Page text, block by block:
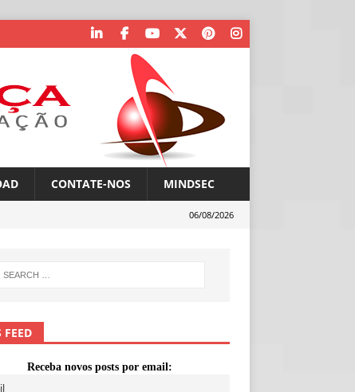
CONTATE-NOS MINDSEC
06/08/2026
FEED
Receba novos posts por email: